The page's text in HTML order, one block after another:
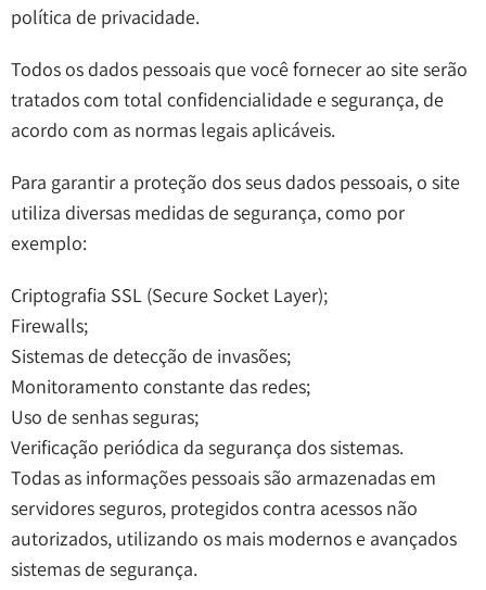
política de privacidade.
Todos os dados pessoais que você fornecer ao site serão
tratados com total confidencialidade e segurança, de
acordo com as normas legais aplicáveis.
Para garantir a proteção dos seus dados pessoais, o site
utiliza diversas medidas de segurança, como por
exemplo:
Criptografia SSL (Secure Socket Layer);
Firewalls;
Sistemas de detecção de invasões;
Monitoramento constante das redes;
Uso de senhas seguras;
Verificação periódica da segurança dos sistemas.
Todas as informações pessoais são armazenadas em
servidores seguros, protegidos contra acessos não
autorizados, utilizando os mais modernos e avançados
sistemas de segurança.